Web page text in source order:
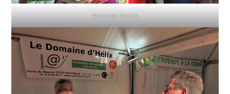
Azais et Polito